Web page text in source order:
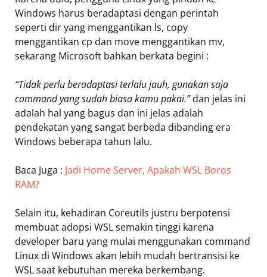
Windows harus beradaptasi dengan perintah
seperti dir yang menggantikan ls, copy
menggantikan cp dan move menggantikan mv,
sekarang Microsoft bahkan berkata begini :
“Tidak perlu beradaptasi terlalu jauh, gunakan saja
command yang sudah biasa kamu pakai.”dan jelas ini
adalah hal yang bagus dan ini jelas adalah
pendekatan yang sangat berbeda dibanding era
Windows beberapa tahun lalu.
Baca Juga : Jadi Home Server, Apakah WSL Boros
RAM?
Selain itu, kehadiran Coreutils justru berpotensi
membuat adopsi WSL semakin tinggi karena
developer baru yang mulai menggunakan command
Linux di Windows akan lebih mudah bertransisi ke
WSL saat kebutuhan mereka berkembang.